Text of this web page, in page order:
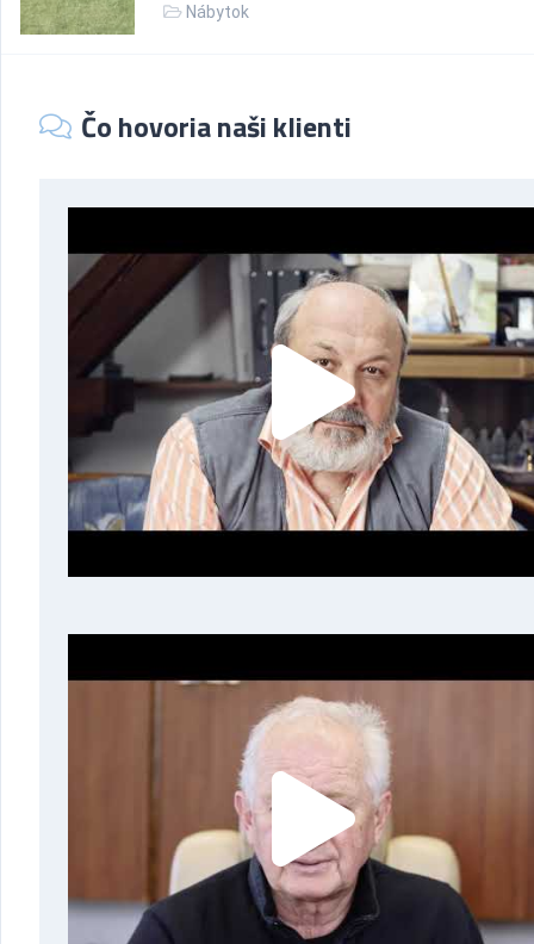
Nábytok
Čo hovoria naši klienti